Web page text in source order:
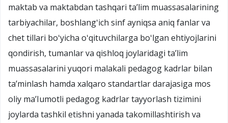
maktab va maktabdan tashqari taʼlim muassasalarining
tarbiyachilar, boshlangʻich sinf ayniqsa aniq fanlar va
chet tillari boʻyicha oʻqituvchilarga boʻlgan ehtiyojlarini
qondirish, tumanlar va qishloq joylaridagi taʼlim
muassasalarini yuqori malakali pedagog kadrlar bilan
taʼminlash hamda xalqaro standartlar darajasiga mos
oliy maʼIumotli pedagog kadrlar tayyorlash tizimini
joylarda tashkil etishni yanada takomillashtirish va